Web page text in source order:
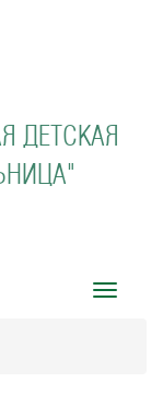
ДЕТСКАЯ
Открыть